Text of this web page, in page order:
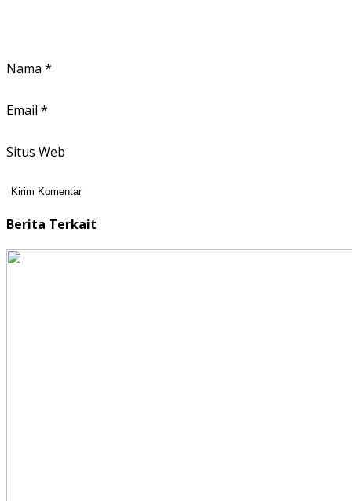
Nama *
Email *
Situs Web
Berita Terkait